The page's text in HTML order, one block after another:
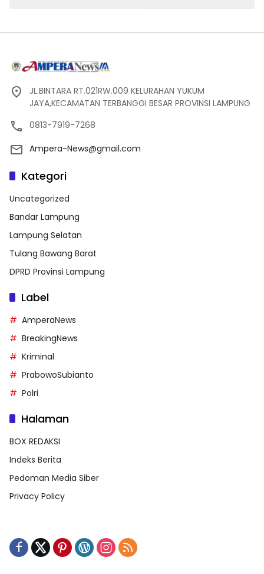
JL.BINTARA RT.021RW.009 KELURAHAN YUKUM
JAYA,KECAMATAN TERBANGGI BESAR PROVINSI LAMPUNG
0813-7919-7268
Ampera-News@gmail.com
Kategori
Uncategorized
Bandar Lampung
Lampung Selatan
Tulang Bawang Barat
DPRD Provinsi Lampung
Label
AmperaNews
BreakingNews
Kriminal
PrabowoSubianto
Polri
Halaman
BOX REDAKSI
Indeks Berita
Pedoman Media Siber
Privacy Policy